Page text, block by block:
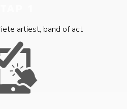
artiest, band of act